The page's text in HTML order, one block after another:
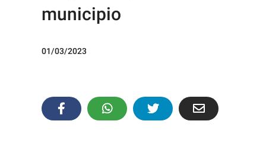
municipio
01/03/2023